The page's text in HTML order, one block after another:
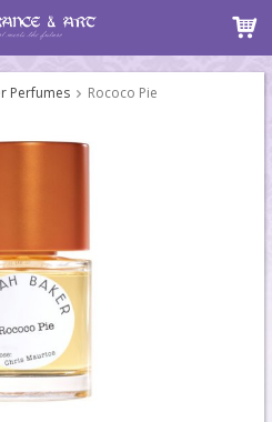
Perfumes Rococo Pie